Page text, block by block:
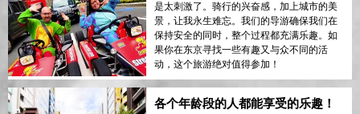
是太刺激了。骑行的兴奋感，加上城市的美
景，让我永生难忘。我们的导游确保我们在
保持安全的同时，整个过程都充满乐趣。如
果你在东京寻找一些有趣又与众不同的活
动，这个旅游绝对值得参加！
各个年龄段的人都能享受的乐趣！